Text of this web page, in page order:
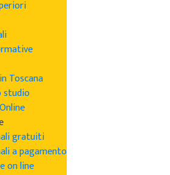
Toscana
gratuiti
a pagamento
on line